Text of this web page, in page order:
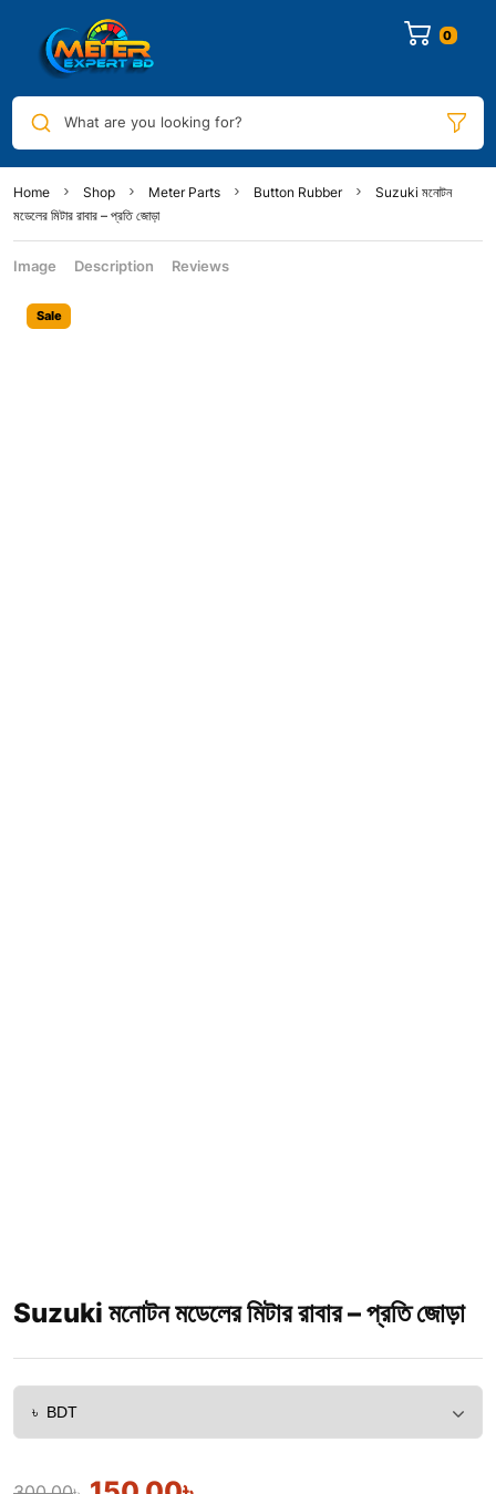
What are you looking for?
Home Shop Meter Parts Button Rubber
Suzuki মনোটন
মডেলের মিটার রাবার – প্রতি জোড়া
Image Description Reviews
Sale
Suzuki মনোটন মডেলের মিটার রাবার – প্রতি জোড়া